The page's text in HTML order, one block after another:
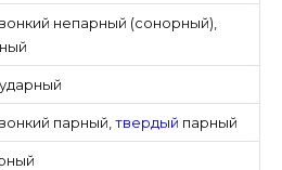
непарный (сонорный)
парный ,твердый парный